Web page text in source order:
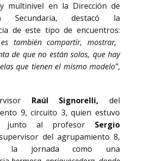
multinivel en la Dirección de
Secundaria, destacó la
de este tipo de encuentros:
también compartir, mostrar,
de que no están solos, que hay
que tienen el mismo modelo”,
Raúl Signorelli, del
9, circuito 3, quien estuvo
junto al profesor Sergio
del agrupamiento 8,
la jornada como una